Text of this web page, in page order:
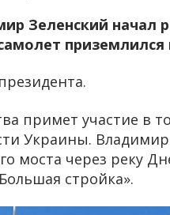
Зеленский начал
примет участие в
Украины. Владимир
моста через реку
стройка».